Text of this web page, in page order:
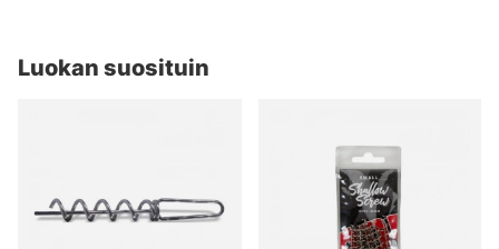
Luokan suosituin